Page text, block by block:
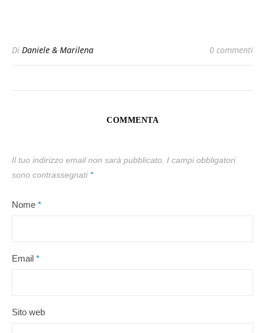
Di Daniele & Marilena 0 commenti
COMMENTA
Il tuo indirizzo email non sarà pubblicato. I campi obbligatori
sono contrassegnati *
Nome *
Email *
Sito web